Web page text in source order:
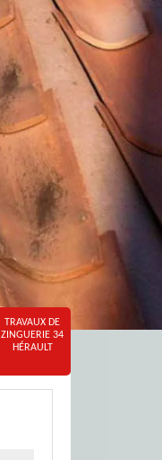
TRAVAUX DE
ZINGUERIE 34
HÉRAULT